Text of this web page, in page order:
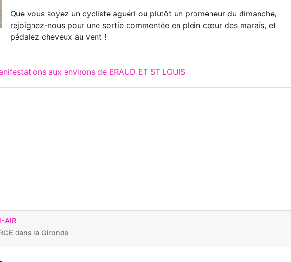
Que vous soyez un cycliste aguéri ou plutôt un promeneur du dimanche,
rejoignez-nous pour une sortie commentée en plein cœur des marais, et
pédalez cheveux au vent !
aux environs de BRAUD ET ST LOUIS
AIR
dans la Gironde